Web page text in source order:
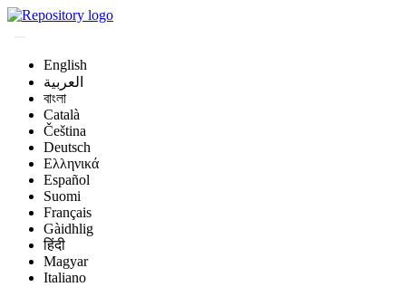
English
العربية
বাংলা
Català
Čeština
Deutsch
Ελληνικά
Español
Suomi
Français
Gàidhlig
हिंदी
Magyar
Italiano